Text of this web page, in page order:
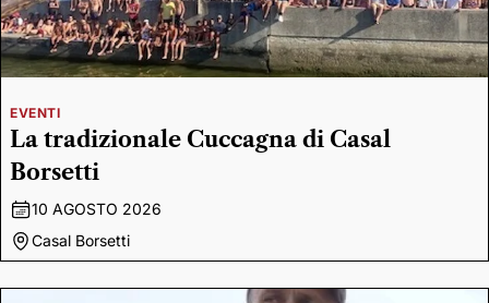
EVENTI
La tradizionale Cuccagna di Casal
Borsetti
10 AGOSTO 2026
Casal Borsetti